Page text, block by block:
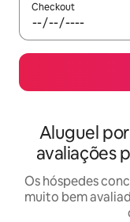
Checkout
Aluguel
avaliações
Os hóspedes
muito bem